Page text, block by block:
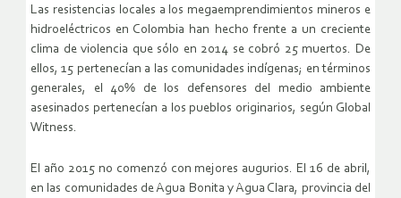
Las resistencias locales a los megaemprendimientos mineros e
hidroeléctricos en Colombia han hecho frente a un creciente
clima de violencia que sólo en 2014 se cobró 25 muertos. De
ellos, 15 pertenecían a las comunidades indígenas; en términos
generales, el 40% de los defensores del medio ambiente
asesinados pertenecían a los pueblos originarios, según Global
Witness.
El año 2015 no comenzó con mejores augurios. El 16 de abril,
en las comunidades de Agua Bonita y Agua Clara, provincia del